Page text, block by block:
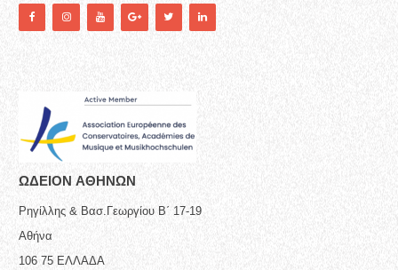
ΩΔΕΙΟN ΑΘΗΝΩΝ
Ρηγίλλης & Βασ.Γεωργίου Β΄ 17-19
Αθήνα
106 75 ΕΛΛΑΔΑ